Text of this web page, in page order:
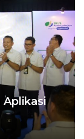
Aplikasi